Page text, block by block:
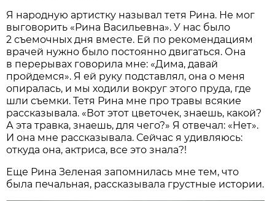
Я народную артистку называл тетя Рина. Не мог
выговорить «Рина Васильевна». У нас было
2 съемочных дня вместе. Ей по рекомендациям
врачей нужно было постоянно двигаться. Она
в перерывах говорила мне: «Дима, давай
пройдемся». Я ей руку подставлял, она о меня
опиралась, и мы ходили вокруг этого пруда, где
шли съемки. Тетя Рина мне про травы всякие
рассказывала. «Вот этот цветочек, знаешь, какой?
А эта травка, знаешь, для чего?» Я отвечал: «Нет».
И она мне рассказывала. Сейчас я удивляюсь:
откуда она, актриса, все это знала?!
Еще Рина Зеленая запомнилась мне тем, что
была печальная, рассказывала грустные истории.